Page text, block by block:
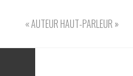
« AUTEUR HAUT-PARLEUR »